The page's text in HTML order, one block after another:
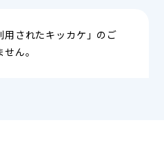
用されたキッカケ」のご
ん。